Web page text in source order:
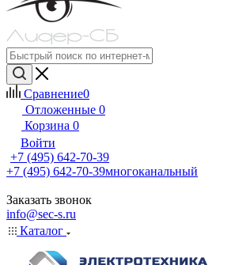
Сравнение0
Отложенные 0
Корзина 0
Войти
+7 (495) 642-70-39
+7 (495) 642-70-39многоканальный
Заказать звонок
info@sec-s.ru
Каталог